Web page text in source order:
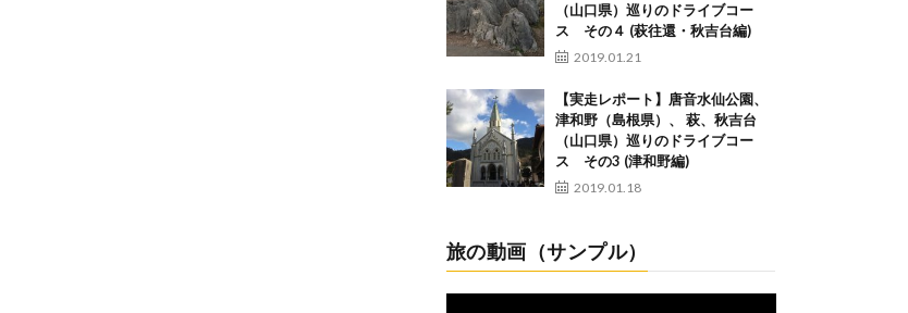
（山口県）巡りのドライブコー
ス その４ (萩往還・秋吉台編)
2019.01.21
【実走レポート】唐音水仙公園、
津和野（島根県）、 萩、秋吉台
（山口県）巡りのドライブコー
ス その3 (津和野編)
2019.01.18
旅の動画（サンプル）
動